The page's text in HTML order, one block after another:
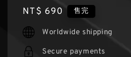
Regular
price
NT$ 690 售完
Worldwide shipping
Secure payments